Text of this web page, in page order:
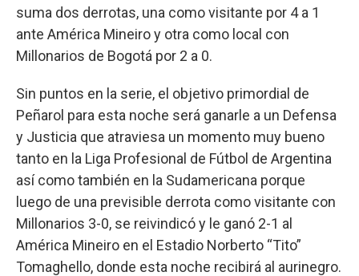
suma dos derrotas, una como visitante por 4 a 1
ante América Mineiro y otra como local con
Millonarios de Bogotá por 2 a 0.
Sin puntos en la serie, el objetivo primordial de
Peñarol para esta noche será ganarle a un Defensa
y Justicia que atraviesa un momento muy bueno
tanto en la Liga Profesional de Fútbol de Argentina
así como también en la Sudamericana porque
luego de una previsible derrota como visitante con
Millonarios 3-0, se reivindicó y le ganó 2-1 al
América Mineiro en el Estadio Norberto “Tito”
Tomaghello, donde esta noche recibirá al aurinegro.